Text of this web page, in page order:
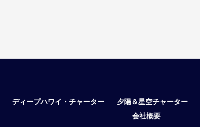
ディープハワイ・チャーター 夕陽＆星空チャーター
会社概要